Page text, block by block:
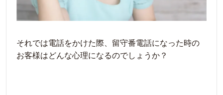
それでは電話をかけた際、留守番電話になった時の
お客様はどんな心理になるのでしょうか？